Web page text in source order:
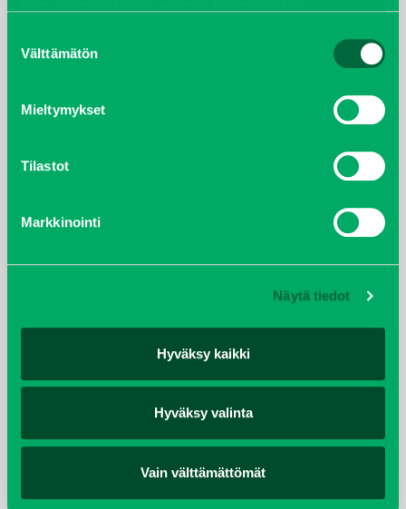
valinta
Välttämätön
Mieltymykset
Tilastot
Markkinointi
Näytä tiedot
Hyväksy kaikki
Hyväksy valinta
Vain välttämättömät
helmikuu 2022
joulukuu 2021
joulukuu 2019
helmikuu 2019